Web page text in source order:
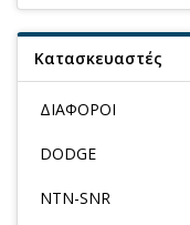
Κατασκευαστές
ΔΙΑΦΟΡΟΙ
DODGE
NTN-SNR